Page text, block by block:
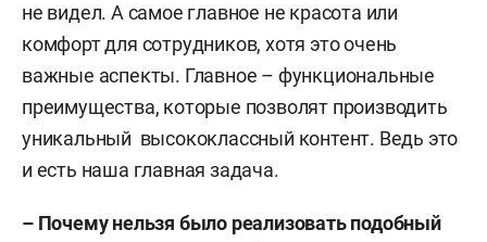
не видел. А самое главное не красота или
комфорт для сотрудников, хотя это очень
важные аспекты. Главное – функциональные
преимущества, которые позволят производить
уникальный высококлассный контент. Ведь это
и есть наша главная задача.
– Почему нельзя было реализовать подобный